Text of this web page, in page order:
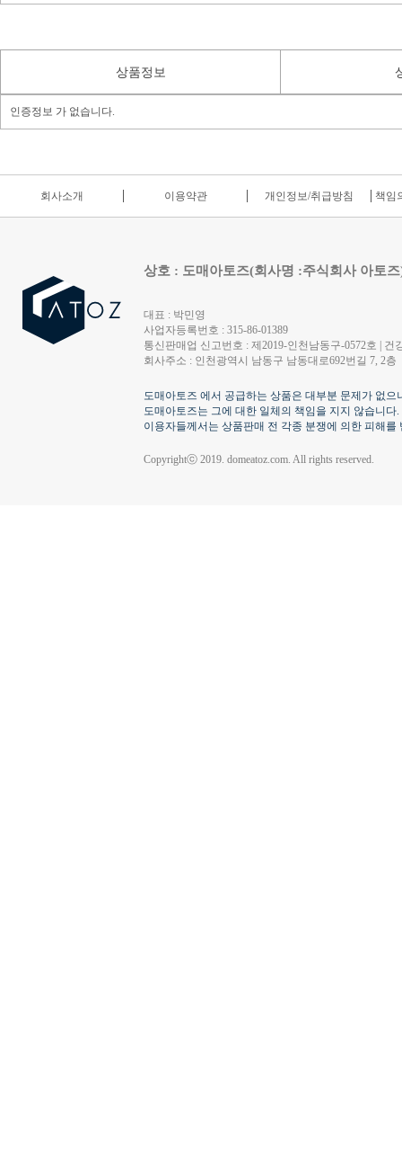
상품정보
인증정보 가 없습니다.
회사소개 이용약관 개인정보/취급방침 책임
상호 : 도매아토즈(회사명 :주식회사 아토
대표 : 박민영
사업자등록번호 : 315-86-01389
통신판매업 신고번호 : 제2019-인천남동구-0572호 | 건
회사주소 : 인천광역시 남동구 남동대로692번길 7, 2층
도매아토즈 에서 공급하는 상품은 대부분 문제가 없
도매아토즈는 그에 대한 일체의 책임을 지지 않습니다.
이용자들께서는 상품판매 전 각종 분쟁에 의한 피해
Copyrightⓒ 2019. domeatoz.com. All rights reserved.